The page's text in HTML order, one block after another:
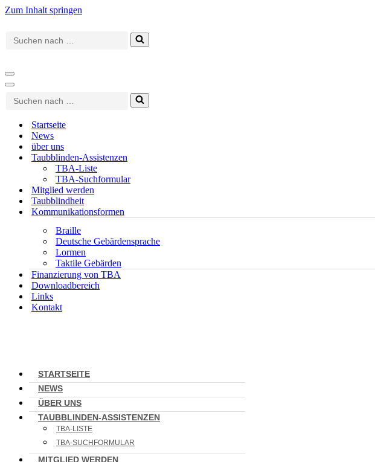
Zum Inhalt springen
Suchen
nach …
Navigationsmenü
Navigationsmenü
Suchen
nach …
Startseite
News
über uns
Taubblinden-Assistenzen
TBA-Liste
TBA-Suchformular
Mitglied werden
Taubblindheit
Kommunikationsformen
Braille
Deutsche Gebärdensprache
Lormen
Taktile Gebärden
Finanzierung von TBA
Downloadbereich
Links
Kontakt
STARTSEITE
NEWS
ÜBER UNS
TAUBBLINDEN-ASSISTENZEN
TBA-LISTE
TBA-SUCHFORMULAR
MITGLIED WERDEN